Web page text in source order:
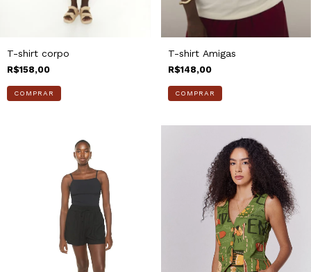
T-shirt corpo
R$158,00
COMPRAR
T-shirt Amigas
R$148,00
COMPRAR